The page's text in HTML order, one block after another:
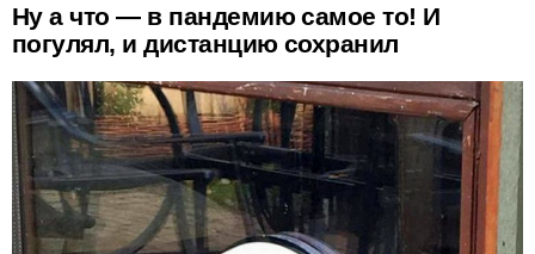
Ну а что — в пандемию самое то! И
погулял, и дистанцию сохранил